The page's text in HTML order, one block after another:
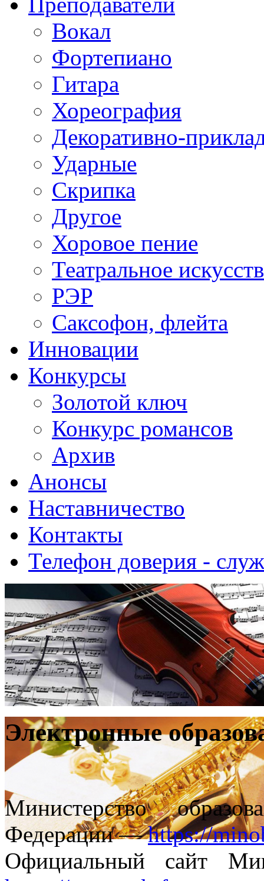
Вокал
Фортепиано
Гитара
Хореография
Декоративно-
Ударные
Скрипка
Другое
Хоровое пение
Театральное
РЭР
Саксофон, флейта
Инновации
Конкурсы
Золотой ключ
Конкурс романсов
Архив
Анонсы
Наставничество
Контакты
Телефон доверия -
Электронные
Министерство
Федерации —https://
Официальный сайт